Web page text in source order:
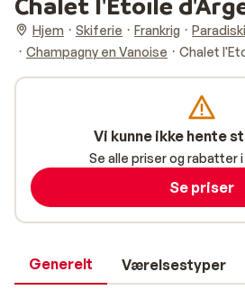
Hjem Skiferie Frankrig Paradiski
Champagny en Vanoise
Chalet
Generelt Værelsestyper
Vi kunne ikke hente
Se alle priser og rabatter
Se priser